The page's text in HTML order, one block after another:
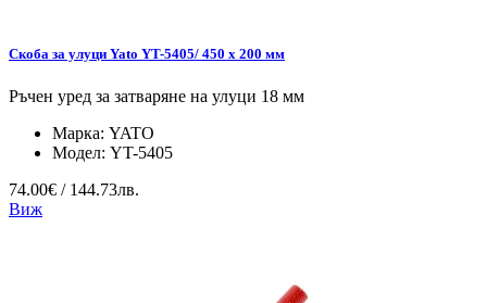
Скоба за улуци Yato YT-5405/ 450 x 200 мм
Ръчен уред за затваряне на улуци 18 мм
Марка: YATO
Модел: YT-5405
74.00€ / 144.73лв.
Виж